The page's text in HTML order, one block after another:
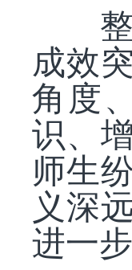
整场
成效
角度
识、
师生
义深
进一